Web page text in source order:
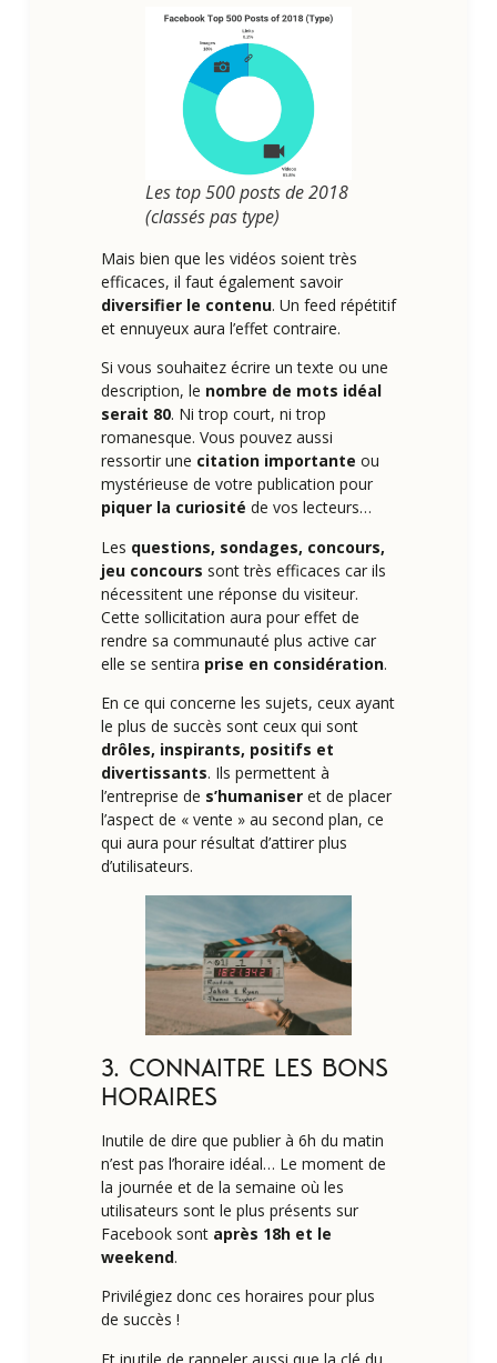
Les top 500 posts de 2018
(classés pas type)
Mais bien que les vidéos soient très
efficaces, il faut également savoir
diversifier le contenu. Un feed répétitif
et ennuyeux aura l’effet contraire.
Si vous souhaitez écrire un texte ou une
description, le nombre de mots idéal
serait 80. Ni trop court, ni trop
romanesque. Vous pouvez aussi
ressortir une citation importante ou
mystérieuse de votre publication pour
piquer la curiosité de vos lecteurs…
Les questions, sondages, concours,
jeu concours sont très efficaces car ils
nécessitent une réponse du visiteur.
Cette sollicitation aura pour effet de
rendre sa communauté plus active car
elle se sentira prise en considération.
En ce qui concerne les sujets, ceux ayant
le plus de succès sont ceux qui sont
drôles, inspirants, positifs et
divertissants. Ils permettent à
l’entreprise de s’humaniseret de placer
l’aspect de « vente » au second plan, ce
qui aura pour résultat d’attirer plus
d’utilisateurs.
3. CONNAITRE LES BONS
HORAIRES
Inutile de dire que publier à 6h du matin
n’est pas l’horaire idéal… Le moment de
la journée et de la semaine où les
utilisateurs sont le plus présents sur
Facebook sont après 18h et le
weekend.
Privilégiez donc ces horaires pour plus
de succès !